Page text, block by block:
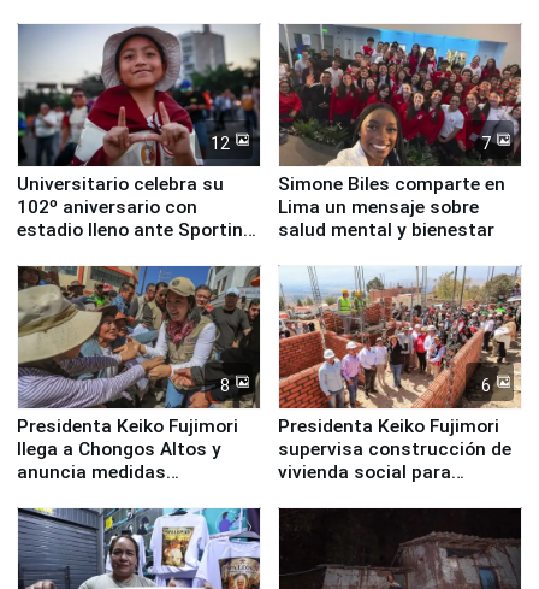
12
Universitario celebra su
102º aniversario con
estadio lleno ante Sporting
7
Simone Biles comparte en
Lima un mensaje sobre
salud mental y bienestar
8
Presidenta Keiko Fujimori
llega a Chongos Altos y
anuncia medidas
educación, salud y empleo
6
Presidenta Keiko Fujimori
supervisa construcción de
vivienda social para